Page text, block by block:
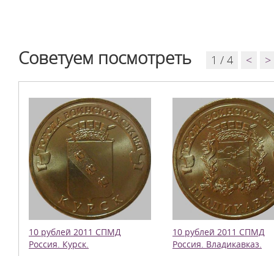
Советуем посмотреть 1 / 4 < >
10 рублей 2011 СПМД
Россия. Курск.
10 рублей 2011 СПМД
Россия. Владикавказ.